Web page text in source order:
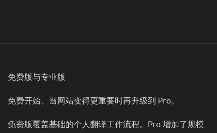
免费版与专业版
免费开始。当网站变得更重要时再升级到 Pro。
免费版覆盖基础的个人翻译工作流程。Pro 增加了规模